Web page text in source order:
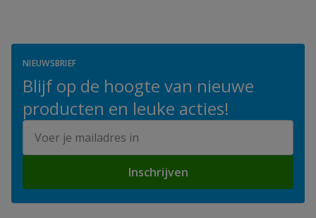
NIEUWSBRIEF
Blijf op de hoogte van nieuwe
producten en leuke acties!
Inschrijven